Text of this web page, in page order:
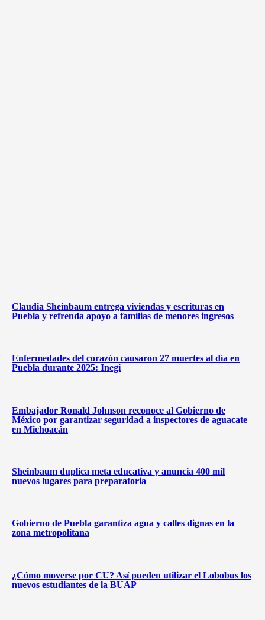
Claudia Sheinbaum entrega viviendas y escrituras en
Puebla y refrenda apoyo a familias de menores ingresos
Enfermedades del corazón causaron 27 muertes al día en
Puebla durante 2025: Inegi
Embajador Ronald Johnson reconoce al Gobierno de
México por garantizar seguridad a inspectores de aguacate
en Michoacán
Sheinbaum duplica meta educativa y anuncia 400 mil
nuevos lugares para preparatoria
Gobierno de Puebla garantiza agua y calles dignas en la
zona metropolitana
¿Cómo moverse por CU? Así pueden utilizar el Lobobus los
nuevos estudiantes de la BUAP